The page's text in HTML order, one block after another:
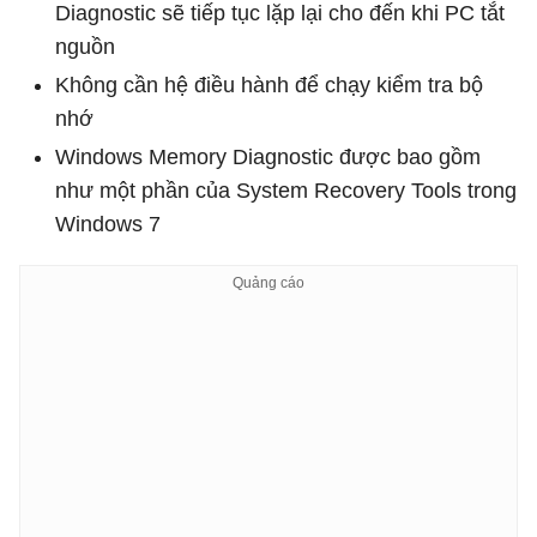
Diagnostic sẽ tiếp tục lặp lại cho đến khi PC tắt
nguồn
Không cần hệ điều hành để chạy kiểm tra bộ
nhớ
Windows Memory Diagnostic được bao gồm
như một phần của System Recovery Tools trong
Windows 7